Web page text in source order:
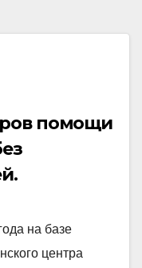
помощи
на базе
центра